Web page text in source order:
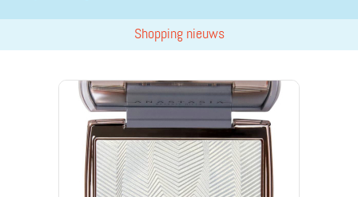
Shopping nieuws